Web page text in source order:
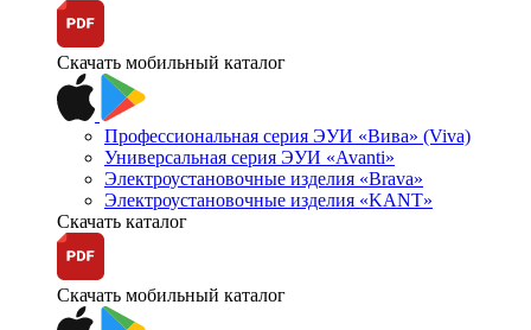
Скачать мобильный каталог
Профессиональная серия ЭУИ «Вива» (Viva)
Универсальная серия ЭУИ «Avanti»
Электроустановочные изделия «Brava»
Электроустановочные изделия «KANT»
Скачать каталог
Скачать мобильный каталог